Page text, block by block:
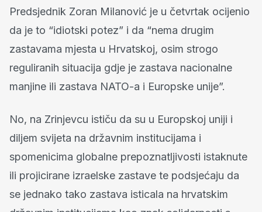
Predsjednik Zoran Milanović je u četvrtak ocijenio
da je to “idiotski potez” i da “nema drugim
zastavama mjesta u Hrvatskoj, osim strogo
reguliranih situacija gdje je zastava nacionalne
manjine ili zastava NATO-a i Europske unije”.
No, na Zrinjevcu ističu da su u Europskoj uniji i
diljem svijeta na državnim institucijama i
spomenicima globalne prepoznatljivosti istaknute
ili projicirane izraelske zastave te podsjećaju da
se jednako tako zastava isticala na hrvatskim